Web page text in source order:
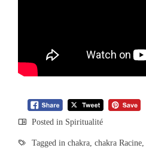
Posted in Spiritualité
Tagged in chakra chakra Racine